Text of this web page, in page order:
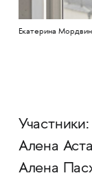
Екатерина
Участники:
Алена
Алена